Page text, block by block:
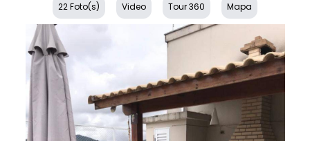
22 Foto(s) Video Tour 360 Mapa